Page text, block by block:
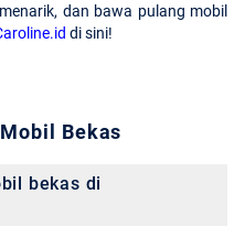
dan bawa pulang mobil
di sini!
Bekas
bekas di